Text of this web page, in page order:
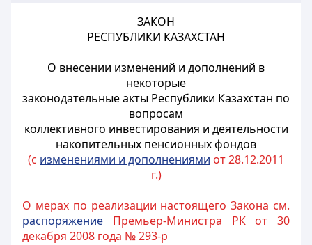
ЗАКОН
РЕСПУБЛИКИ КАЗАХСТАН
О внесении изменений и дополнений в
некоторые
законодательные акты Республики Казахстан по
вопросам
коллективного инвестирования и деятельности
накопительных пенсионных фондов
(с изменениями и дополнениями от 28.12.2011
г.)
О мерах по реализации настоящего Закона см.
распоряжение Премьер-Министра РК от 30
декабря 2008 года № 293-р